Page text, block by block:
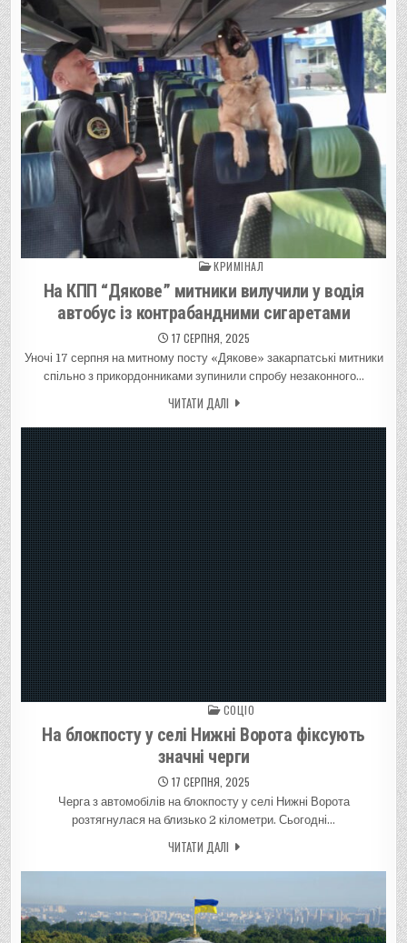
КРИМІНАЛ
На КПП “Дякове” митники вилучили у водія
автобус із контрабандними сигаретами
17 СЕРПНЯ, 2025
Уночі 17 серпня на митному посту «Дякове» закарпатські митники
спільно з прикордонниками зупинили спробу незаконного…
ЧИТАТИ ДАЛІ
СОЦІО
На блокпосту у селі Нижні Ворота фіксують
значні черги
17 СЕРПНЯ, 2025
Черга з автомобілів на блокпосту у селі Нижні Ворота
розтягнулася на близько 2 кілометри. Сьогодні…
ЧИТАТИ ДАЛІ